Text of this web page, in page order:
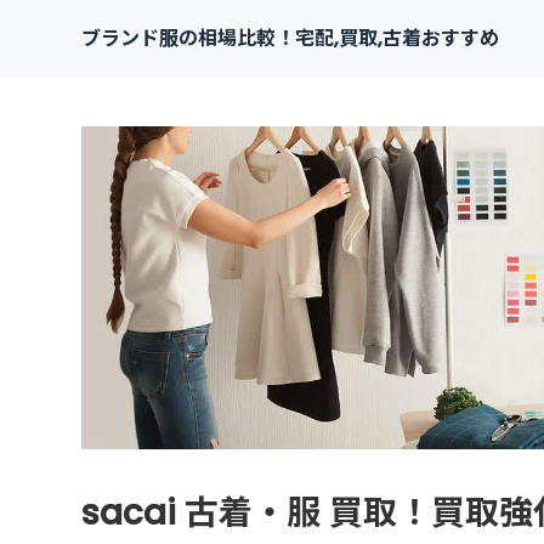
ブランド服の相場比較！宅配,買取,古着おすすめ
sacai 古着・服 買取！買取強